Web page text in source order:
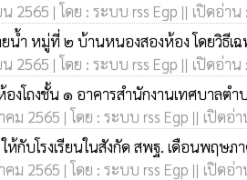
2565 | โดย : ระบบ rss Egp || เปิดอ่าน
ยน้ำ หมู่ที่ ๒ บ้านหนองสองห้อง โดยวิธีเฉ
2565 | โดย : ระบบ rss Egp || เปิดอ่าน
งโถงชั้น ๑ อาคารสำนักงานเทศบาลตำบ
ม 2565 | โดย : ระบบ rss Egp || เปิดอ่
ห้กับโรงเรียนในสังกัด สพฐ. เดือนพฤษ
ม 2565 | โดย : ระบบ rss Egp || เปิดอ่